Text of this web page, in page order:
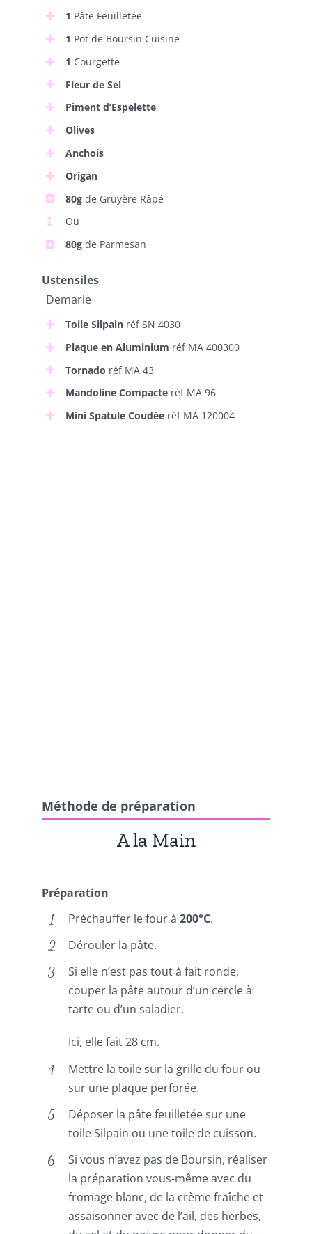
1 Pâte Feuilletée
1 Pot de Boursin Cuisine
1 Courgette
Fleur de Sel
Piment d’Espelette
Olives
Anchois
Origan
80gde Gruyère Râpé
Ou
80gde Parmesan
Ustensiles
Demarle
Toile Silpainréf SN 4030
Plaque en Aluminium réf MA 400300
Tornado réf MA 43
Mandoline Compacteréf MA 96
Mini Spatule Coudéeréf MA 120004
Méthode de préparation
A la Main
Préparation
Préchauffer le four à200°C.
Dérouler la pâte.
Si elle n’est pas tout à fait ronde,
couper la pâte autour d’un cercle à
tarte ou d’un saladier.
Ici, elle fait 28 cm.
Mettre la toile sur la grille du four ou
sur une plaque perforée.
Déposer la pâte feuilletée sur une
toile Silpain ou une toile de cuisson.
Si vous n’avez pas de Boursin, réaliser
la préparation vous-même avec du
fromage blanc, de la crème fraîche et
assaisonner avec de l’ail, des herbes,